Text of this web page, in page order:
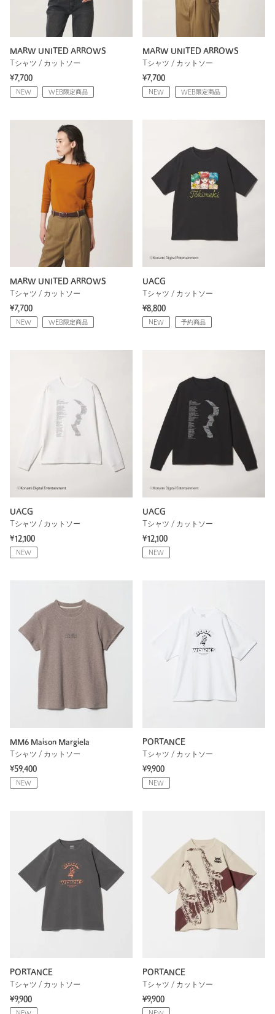
MARW UNITED ARROWS
Tシャツ / カットソー
¥7,700
NEW WEB限定商品
MARW UNITED ARROWS
Tシャツ / カットソー
¥7,700
NEW WEB限定商品
MARW UNITED ARROWS
Tシャツ / カットソー
¥7,700
NEW WEB限定商品
UACG
Tシャツ / カットソー
¥8,800
NEW 予約商品
UACG
Tシャツ / カットソー
¥12,100
NEW
UACG
Tシャツ / カットソー
¥12,100
NEW
MM6 Maison Margiela
Tシャツ / カットソー
¥59,400
NEW
PORTANCE
Tシャツ / カットソー
¥9,900
NEW
PORTANCE
Tシャツ / カットソー
¥9,900
PORTANCE
Tシャツ / カットソー
¥9,900